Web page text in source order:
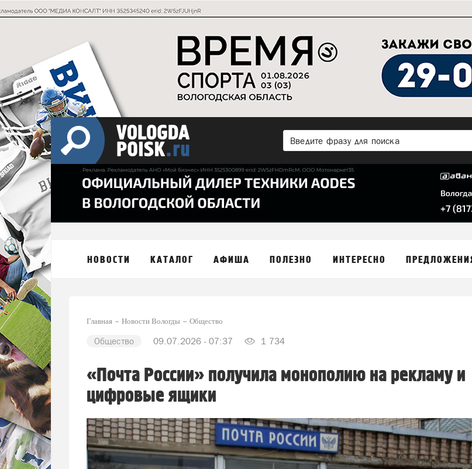
НОВОСТИ КАТАЛОГ АФИША ПОЛЕЗНО ИНТЕРЕСНО
Главная Новости Вологды Общество
Общество 09.07.2026 - 07:37 1 734
«Почта России» получила монополию на рекламу и
цифровые ящики